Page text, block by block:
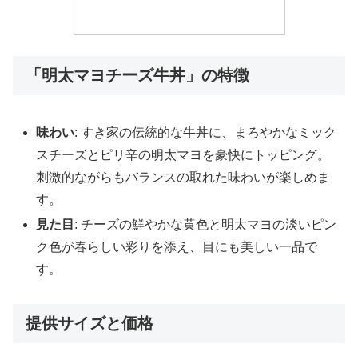
「明太マヨチーズ牛丼」の特徴
味わい: すき家の伝統的な牛丼に、まろやかなミック
スチーズとピリ辛の明太マヨを豪快にトッピング。
刺激的ながらもバランスの取れた味わいが楽しめま
す。
見た目 : チーズの鮮やかな黄色と明太マヨの淡いピン
ク色が春らしい彩りを添え、目にも美しい一品で
す。
提供サイズと価格